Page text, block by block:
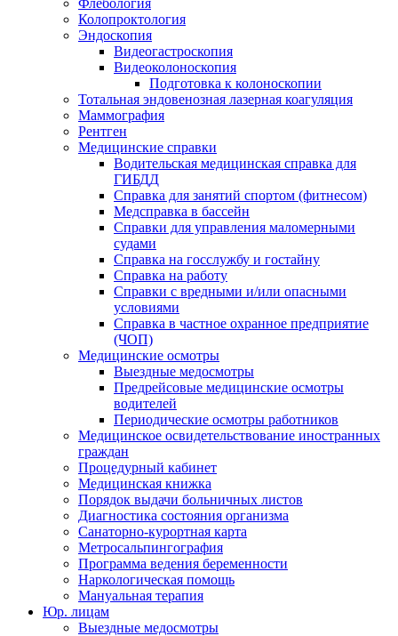
Флебология
Колопроктология
Эндоскопия
Видеогастроскопия
Видеоколоноскопия
Подготовка к колоноскопии
Тотальная эндовенозная лазерная коагуляция
Маммография
Рентген
Медицинские справки
Водительская медицинская справка для
ГИБДД
Справка для занятий спортом (фитнесом)
Медсправка в бассейн
Справки для управления маломерными
судами
Справка на госслужбу и гостайну
Справка на работу
Cправки с вредными и/или опасными
условиями
Справка в частное охранное предприятие
(ЧОП)
Медицинские осмотры
Выездные медосмотры
Предрейсовые медицинские осмотры
водителей
Периодические осмотры работников
Медицинское освидетельствование иностранных
граждан
Процедурный кабинет
Медицинская книжка
Порядок выдачи больничных листов
Диагностика состояния организма
Санаторно-курортная карта
Метросальпингография
Программа ведения беременности
Наркологическая помощь
Мануальная терапия
Юр. лицам
Выездные медосмотры